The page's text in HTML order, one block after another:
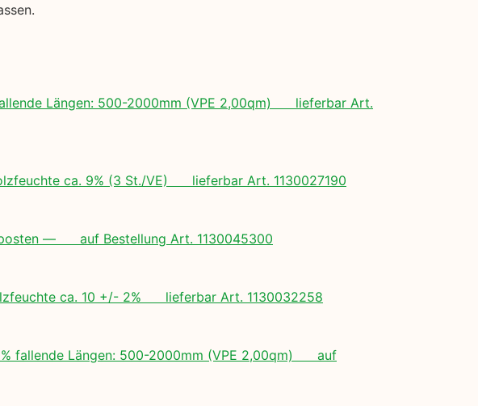
Längen: 500-2000mm (VPE 2,00qm) lieferbar Art.
ca. 9% (3 St./VE) lieferbar Art. 1130027190
— auf Bestellung Art. 1130045300
ca. 10 +/- 2% lieferbar Art. 1130032258
fallende Längen: 500-2000mm (VPE 2,00qm) auf